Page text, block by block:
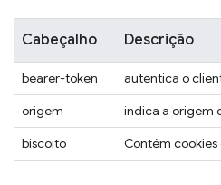
Cabeçalho Descrição
bearer-token
autentica o
origem
indica a origem
biscoito
Contém